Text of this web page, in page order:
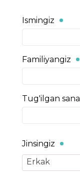
Ismingiz
Familiyangiz
Tug'ilgan sana
Jinsingiz
Erkak